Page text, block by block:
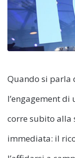
Quando si parla
l’engagement di
corre subito alla
immediata: il